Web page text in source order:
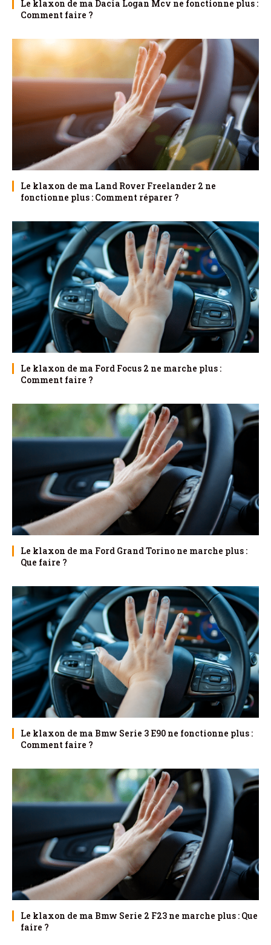
Le klaxon de ma Dacia Logan Mcv ne fonctionne plus :
Comment faire ?
Le klaxon de ma Land Rover Freelander 2 ne
fonctionne plus : Comment réparer ?
Le klaxon de ma Ford Focus 2 ne marche plus :
Comment faire ?
Le klaxon de ma Ford Grand Torino ne marche plus :
Que faire ?
Le klaxon de ma Bmw Serie 3 E90 ne fonctionne plus :
Comment faire ?
Le klaxon de ma Bmw Serie 2 F23 ne marche plus : Que
faire ?